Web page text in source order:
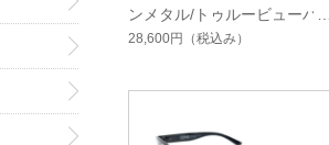
ンメタル/トゥルービューハ
ードマルチシングルコート
28,600円 （税込み）